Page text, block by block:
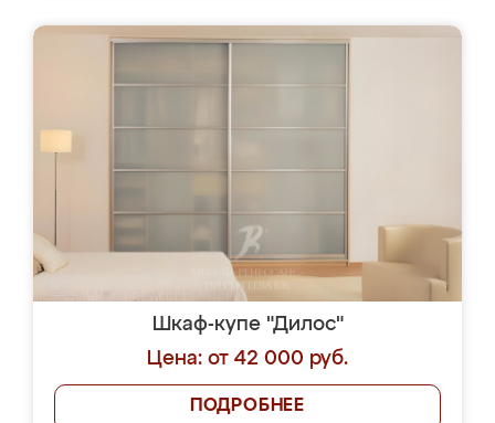
Шкаф-купе "Дилос"
Цена: от 42 000 руб.
ПОДРОБНЕЕ